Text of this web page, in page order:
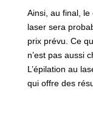
Ainsi, au final, le
laser sera
prix prévu. Ce
n’est pas aussi
L’épilation au
qui offre des